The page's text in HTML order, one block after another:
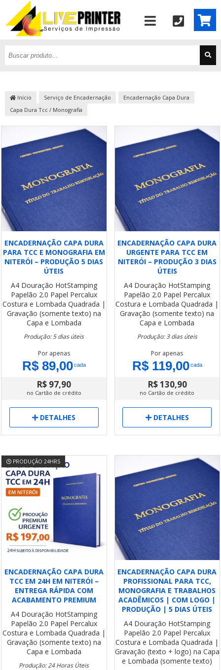
Início Serviço de Encadernação
Encadernação Capa Dura
Capa Dura Tcc / Monografia
ENCADERNAÇÃO CAPA DURA
PARA TCC E MONOGRAFIA EM
NITERÓI – PRODUÇÃO 5 DIAS
ÚTEIS
A4 Douração HotStamping
Papelão 2.0 Papel Percalux
Costura e Lombada Quadrada |
Gravação (somente texto) na
Capa e Lombada
Produção: 5 dias úteis
Por apenas
R$ 89,00cada
R$ 97,90
no Cartão de crédito
DETALHES
ENCADERNAÇÃO CAPA DURA
URGENTE PARA TCC EM
NITERÓI – PRODUÇÃO 3 DIAS
ÚTEIS
A4 Douração HotStamping
Papelão 2.0 Papel Percalux
Costura e Lombada Quadrada |
Gravação (somente texto) na
Capa e Lombada
Produção: 3 dias úteis
Por apenas
R$ 119,00cada
R$ 130,90
no Cartão de crédito
DETALHES
PRODUÇÃO 24HRS
ENCADERNAÇÃO CAPA DURA
TCC EM 24H EM NITERÓI –
ENTREGA RÁPIDA COM
ACABAMENTO PREMIUM
A4 Douração HotStamping
Papelão 2.0 Papel Percalux
Costura e Lombada Quadrada |
Gravação (somente texto) na
Capa e Lombada
Produção: 24 Horas Úteis
ENCADERNAÇÃO CAPA DURA
PROFISSIONAL PARA TCC,
MONOGRAFIA E TRABALHOS
ACADÊMICOS | COM LOGO |
PRODUÇÃO | 5 DIAS ÚTEIS
A4 Douração HotStamping
Papelão 2.0 Papel Percalux
Costura e Lombada Quadrada |
Gravação (texto + logo) na Capa
e Lombada (somente texto)